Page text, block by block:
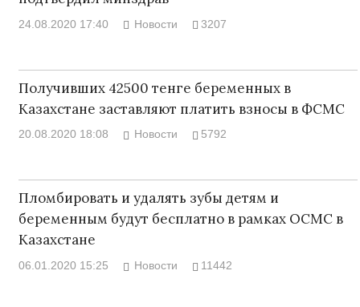
24.08.2020 17:40 Новости 3207
Получивших 42500 тенге беременных в
Казахстане заставляют платить взносы в ФСМС
20.08.2020 18:08 Новости 5792
Пломбировать и удалять зубы детям и
беременным будут бесплатно в рамках ОСМС в
Казахстане
06.01.2020 15:25 Новости 11442